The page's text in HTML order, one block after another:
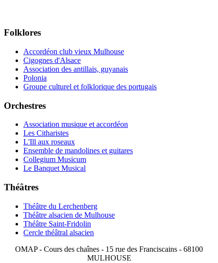
Folklores
Accordéon club vieux Mulhouse
Cigognes d'Alsace
Association des antillais, guyanais
Polonia
Groupe culturel et folklorique des portugais
Orchestres
Association musique et accordéon
Les Citharistes
L'Ill aux roseaux
Ensemble de mandolines et guitares
Collegium Musicum
Le Banquet Musical
Théâtres
Théâtre du Lerchenberg
Théâtre alsacien de Mulhouse
Théâtre Saint-Fridolin
Cercle théâtral alsacien
OMAP - Cours des chaînes - 15 rue des Franciscains - 68100
MULHOUSE